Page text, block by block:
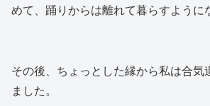
めて、踊りからは離れて暮らすように
その後、ちょっとした縁から私は合気
ました。